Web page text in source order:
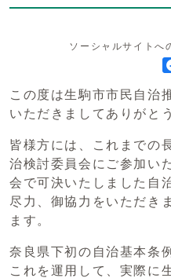
ソーシャルサイトへ
この度は生駒市市民自治
いただきましてありがと
皆様方には、これまでの
治検討委員会にご参加い
会で可決いたしました自
尽力、御協力をいただき
ます。
奈良県下初の自治基本条
これを運用して、実際に